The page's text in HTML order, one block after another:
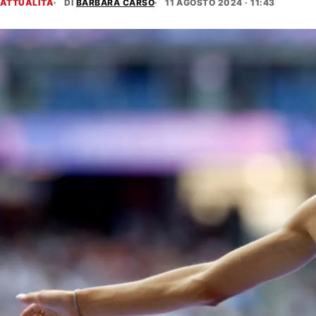
ATTUALITÀ DI BARBARA CARSO 11 AGOSTO 2024 · 11:43